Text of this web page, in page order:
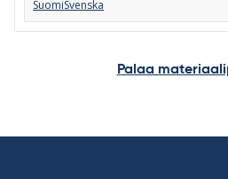
SuomiSvenska
Palaa